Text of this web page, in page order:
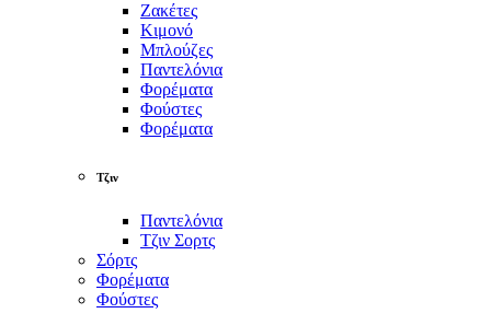
Ζακέτες
Κιμονό
Μπλούζες
Παντελόνια
Φορέματα
Φούστες
Φορέματα
Τζιν
Παντελόνια
Τζιν Σορτς
Σόρτς
Φορέματα
Φούστες